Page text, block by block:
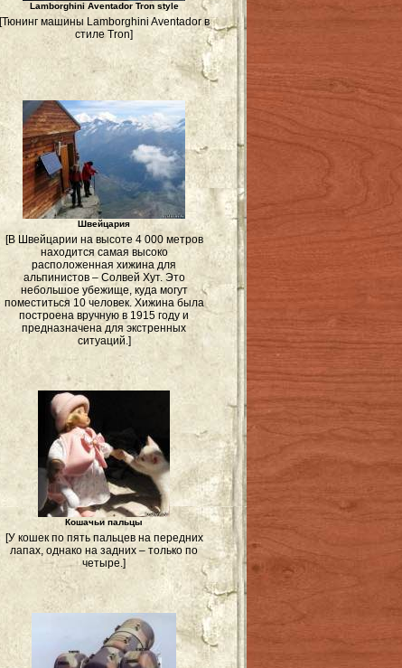
Lamborghini Aventador Tron style
[Тюнинг машины Lamborghini Aventador в
стиле Tron]
Швейцария
[В Швейцарии на высоте 4 000 метров
находится самая высоко
расположенная хижина для
альпинистов – Солвей Хут. Это
небольшое убежище, куда могут
поместиться 10 человек. Хижина была
построена вручную в 1915 году и
предназначена для экстренных
ситуаций.]
Кошачьи пальцы
[У кошек по пять пальцев на передних
лапах, однако на задних – только по
четыре.]